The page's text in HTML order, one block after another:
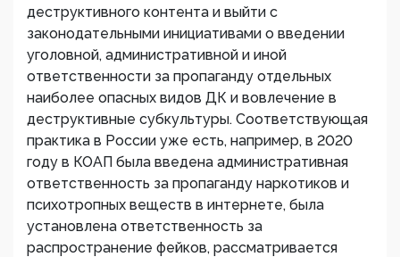
деструктивного контента и выйти с
законодательными инициативами о введении
уголовной, административной и иной
ответственности за пропаганду отдельных
наиболее опасных видов ДК и вовлечение в
деструктивные субкультуры. Соответствующая
практика в России уже есть, например, в 2020
году в КОАП была введена административная
ответственность за пропаганду наркотиков и
психотропных веществ в интернете, была
установлена ответственность за
распространение фейков, рассматривается